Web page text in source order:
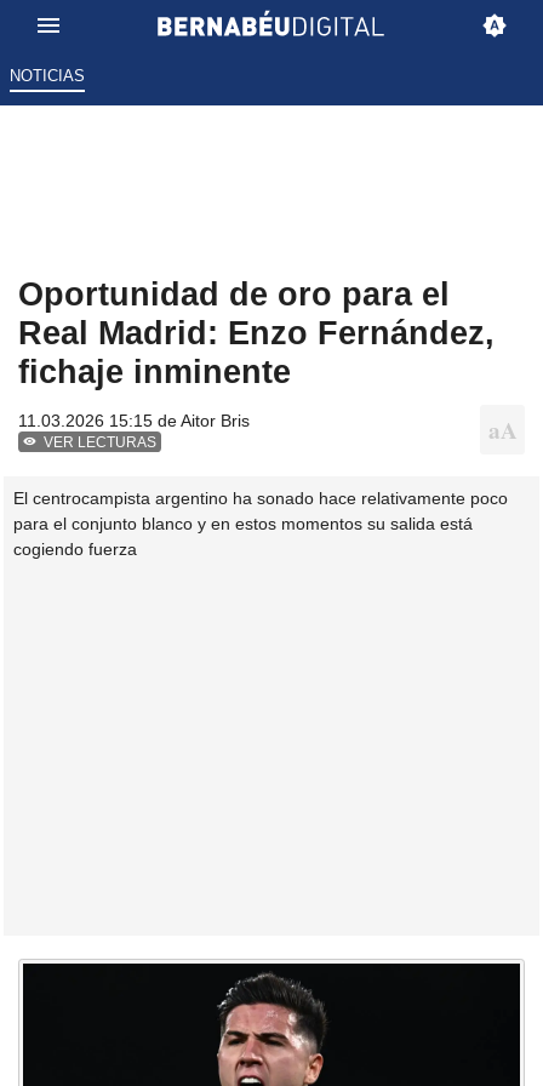
NOTICIAS
Oportunidad de oro para el
Real Madrid: Enzo Fernández,
fichaje inminente
11.03.2026 15:15 deAitor Bris
VER LECTURAS
El centrocampista argentino ha sonado hace relativamente poco
para el conjunto blanco y en estos momentos su salida está
cogiendo fuerza